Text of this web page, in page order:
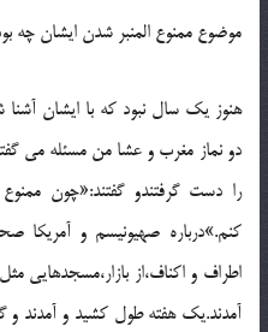
موضوع ممنوع المنبر شدن ايشان چه
هنوز يک سال نبود که با ايشان آشنا
دو نماز مغرب و عشا من مسئله مي
را دست گرفتندو گفتند:«چون
کنم.»درباره صهيونيسم و
اطراف و اکناف،از بازار،مسجدهايي
آمدند.يک هفته طول کشيد و آمدند و